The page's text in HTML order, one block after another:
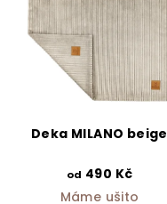
Deka MILANO beige
od 490 Kč
Máme ušito